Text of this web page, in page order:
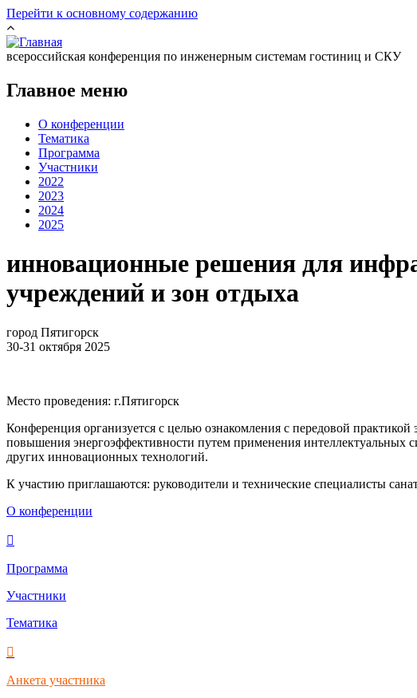
Перейти к основному содержанию
всероссийская конференция по инженерным системам гостиниц и СКУ
Главное меню
О конференции
Тематика
Программа
Участники
2022
2023
2024
2025
инновационные решения для
учреждений и зон отдыха
город Пятигорск
30-31 октября 2025
Место проведения: г.Пятигорск
Конференция организуется с целью ознакомления с передовой
повышения энергоэффективности путем применения интеллектуальных
других инновационных технологий.
К участию приглашаются: руководители и технические специалисты
О конференции
Программа
Участники
Тематика
Анкета участника